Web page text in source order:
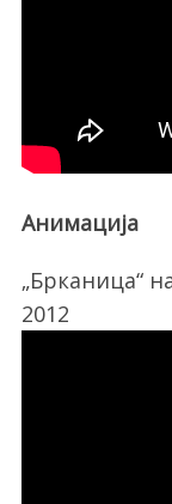
Анимација
„Брканица“
2012